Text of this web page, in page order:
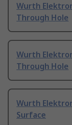
Wurth
Through Hole
Wurth
Through Hole
Wurth
Surface